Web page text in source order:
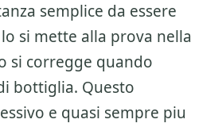
semplice da essere
si mette alla prova nella
si corregge quando
bottiglia. Questo
e quasi sempre piu